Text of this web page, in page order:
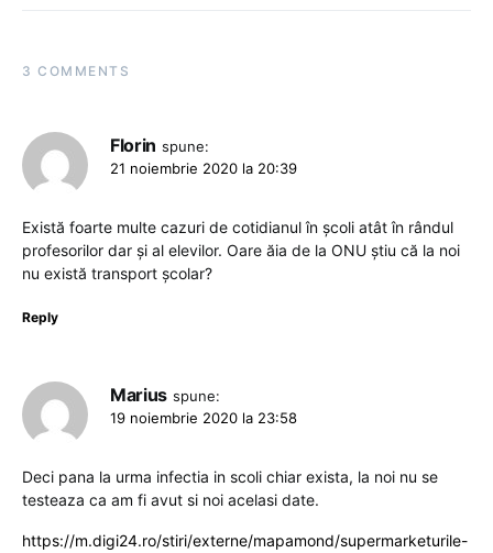
3 COMMENTS
Florin spune:
21 noiembrie 2020 la 20:39
Există foarte multe cazuri de cotidianul în școli atât în rândul
profesorilor dar și al elevilor. Oare ăia de la ONU știu că la noi
nu există transport școlar?
Reply
Marius spune:
19 noiembrie 2020 la 23:58
Deci pana la urma infectia in scoli chiar exista, la noi nu se
testeaza ca am fi avut si noi acelasi date.
https://m.digi24.ro/stiri/externe/mapamond/supermarketurile-